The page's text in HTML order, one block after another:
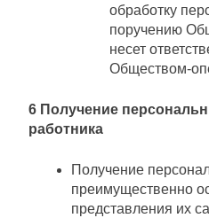
обработку
поручению
несет
Обществом-
6 Получение
работника
Получение
преимущественно
представления их